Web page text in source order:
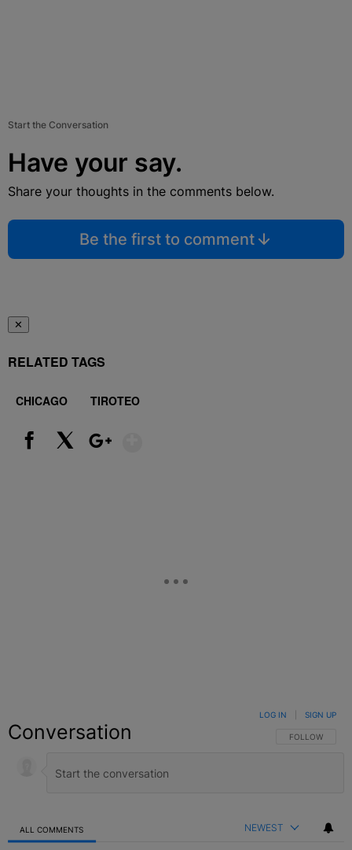
Start the Conversation
Have your say.
Share your thoughts in the comments below.
Be the first to comment
✕
RELATED TAGS
CHICAGO TIROTEO
Conversation FOLLOW THIS
FOLLOW
LOG IN SIGN UP
ALL COMMENTS NEWEST